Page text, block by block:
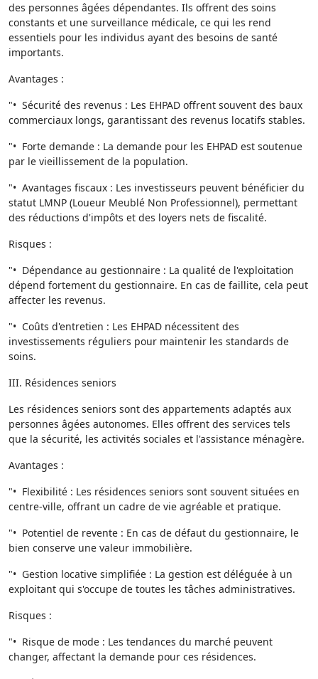
des personnes âgées dépendantes. Ils offrent des soins
constants et une surveillance médicale, ce qui les rend
essentiels pour les individus ayant des besoins de santé
importants.
Avantages :
"• Sécurité des revenus : Les EHPAD offrent souvent des baux
commerciaux longs, garantissant des revenus locatifs stables.
"• Forte demande : La demande pour les EHPAD est soutenue
par le vieillissement de la population.
"• Avantages fiscaux : Les investisseurs peuvent bénéficier du
statut LMNP (Loueur Meublé Non Professionnel), permettant
des réductions d'impôts et des loyers nets de fiscalité.
Risques :
"• Dépendance au gestionnaire : La qualité de l'exploitation
dépend fortement du gestionnaire. En cas de faillite, cela peut
affecter les revenus.
"• Coûts d'entretien : Les EHPAD nécessitent des
investissements réguliers pour maintenir les standards de
soins.
III. Résidences seniors
Les résidences seniors sont des appartements adaptés aux
personnes âgées autonomes. Elles offrent des services tels
que la sécurité, les activités sociales et l'assistance ménagère.
Avantages :
"• Flexibilité : Les résidences seniors sont souvent situées en
centre-ville, offrant un cadre de vie agréable et pratique.
"• Potentiel de revente : En cas de défaut du gestionnaire, le
bien conserve une valeur immobilière.
"• Gestion locative simplifiée : La gestion est déléguée à un
exploitant qui s'occupe de toutes les tâches administratives.
Risques :
"• Risque de mode : Les tendances du marché peuvent
changer, affectant la demande pour ces résidences.